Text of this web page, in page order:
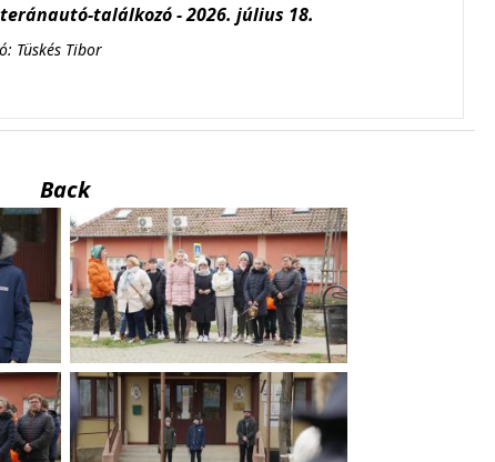
találkozó - 2026. július 18.
Tüskés Tibor
Back